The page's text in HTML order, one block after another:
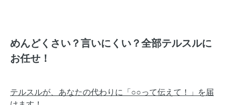
めんどくさい？言いにくい？全部テルスルに
お任せ！
テルスルが、あなたの代わりに「○○って伝えて！」を届